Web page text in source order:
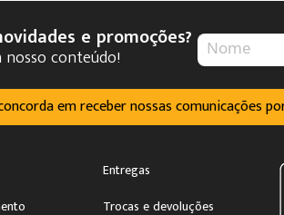
e promoções?
nosso conteúdo!
em receber nossas comunicações
Entregas
Trocas e devoluções